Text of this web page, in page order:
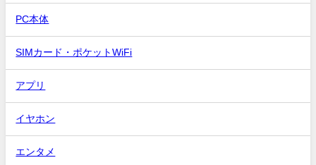
PC本体
SIMカード・ポケットWiFi
アプリ
イヤホン
エンタメ